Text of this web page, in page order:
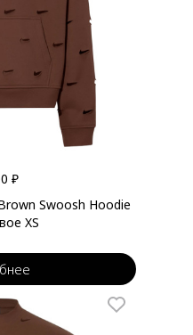
₽
Swoosh Hoodie
XS